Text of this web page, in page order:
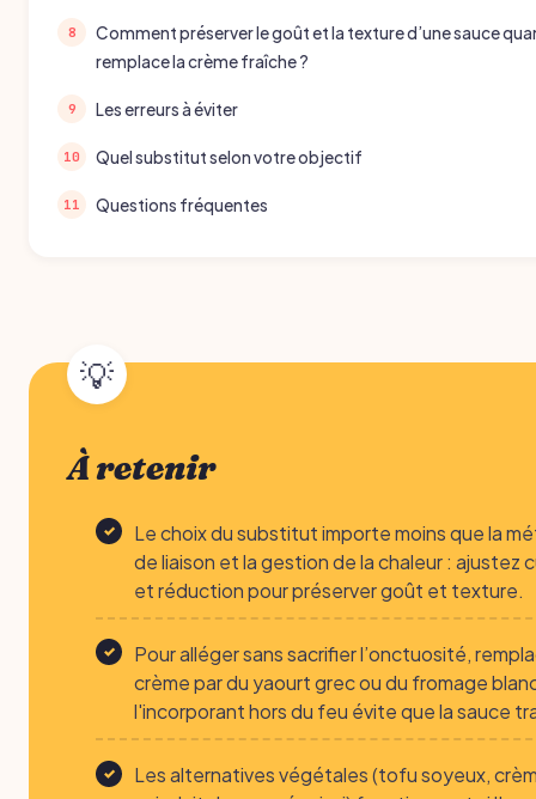
Comment préserver le goût et la texture d’une sauce
remplace la crème fraîche ?
Les erreurs à éviter
Quel substitut selon votre objectif
Questions fréquentes
À retenir
Le choix du substitut importe moins que la
de liaison et la gestion de la chaleur : ajustez
et réduction pour préserver goût et texture.
Pour alléger sans sacrifier l’onctuosité,
crème par du yaourt grec ou du fromage
l'incorporant hors du feu évite que la sauce
Les alternatives végétales (tofu soyeux,